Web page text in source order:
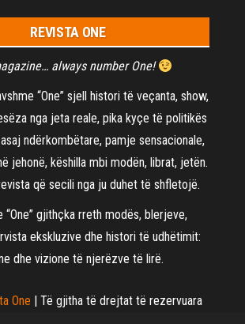
REVISTA ONE
always number One!
“One” sjell histori të veçanta, show,
nga jeta reale, pika kyçe të politikës
ndërkombëtare, pamje sensacionale,
jehonë, këshilla mbi modën, librat, jetën.
që secili nga ju duhet të shfletojë.
“One” gjithçka rreth modës, blerjeve,
ekskluzive dhe histori të udhëtimit:
dhe vizione të njerëzve të lirë.
One | Të gjitha të drejtat të rezervuara